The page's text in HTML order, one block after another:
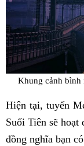
Khung cảnh bình
Hiện tại, tuyến
Suối Tiên sẽ
đồng nghĩa bạn